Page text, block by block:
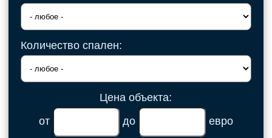
Количество спален:
Цена объекта:
от
до евро